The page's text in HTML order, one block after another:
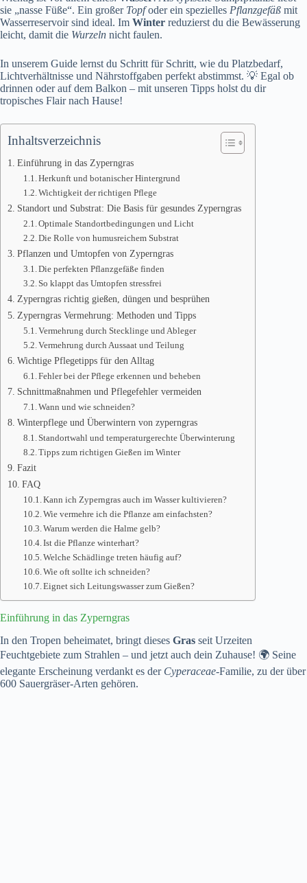
sie „nasse Füße“. Ein großer Topfoder ein spezielles Pflanzgefäß mit
Wasserreservoir sind ideal. Im Winter reduzierst du die Bewässerung
leicht, damit die Wurzeln nicht faulen.
In unserem Guide lernst du Schritt für Schritt, wie du Platzbedarf,
Lichtverhältnisse und Nährstoffgaben perfekt abstimmst. 💡 Egal ob
drinnen oder auf dem Balkon – mit unseren Tipps holst du dir
tropisches Flair nach Hause!
Inhaltsverzeichnis
Einführung in das Zyperngras
Herkunft und botanischer Hintergrund
Wichtigkeit der richtigen Pflege
Standort und Substrat: Die Basis für gesundes Zyperngras
Optimale Standortbedingungen und Licht
Die Rolle von humusreichem Substrat
Pflanzen und Umtopfen von Zyperngras
Die perfekten Pflanzgefäße finden
So klappt das Umtopfen stressfrei
Zyperngras richtig gießen, düngen und besprühen
Zyperngras Vermehrung: Methoden und Tipps
Vermehrung durch Stecklinge und Ableger
Vermehrung durch Aussaat und Teilung
Wichtige Pflegetipps für den Alltag
Fehler bei der Pflege erkennen und beheben
Schnittmaßnahmen und Pflegefehler vermeiden
Wann und wie schneiden?
Winterpflege und Überwintern von zyperngras
Standortwahl und temperaturgerechte Überwinterung
Tipps zum richtigen Gießen im Winter
Fazit
FAQ
Kann ich Zyperngras auch im Wasser kultivieren?
Wie vermehre ich die Pflanze am einfachsten?
Warum werden die Halme gelb?
Ist die Pflanze winterhart?
Welche Schädlinge treten häufig auf?
Wie oft sollte ich schneiden?
Eignet sich Leitungswasser zum Gießen?
Einführung in das Zyperngras
In den Tropen beheimatet, bringt dieses Gras seit Urzeiten
Feuchtgebiete zum Strahlen – und jetzt auch dein Zuhause! 🌍 Seine
elegante Erscheinung verdankt es der Cyperaceae-Familie, zu der über
600 Sauergräser-Arten gehören.